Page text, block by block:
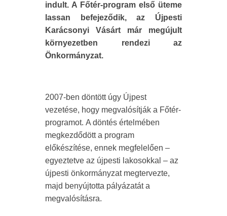
indult. A Főtér-program első üteme
lassan befejeződik, az Újpesti
Karácsonyi Vásárt már megújult
környezetben rendezi az
Önkormányzat.
2007-ben döntött úgy Újpest
vezetése, hogy megvalósítják a Főtér-
programot. A döntés értelmében
megkezdődött a program
előkészítése, ennek megfelelően –
egyeztetve az újpesti lakosokkal – az
újpesti önkormányzat megtervezte,
majd benyújtotta pályázatát a
megvalósításra.